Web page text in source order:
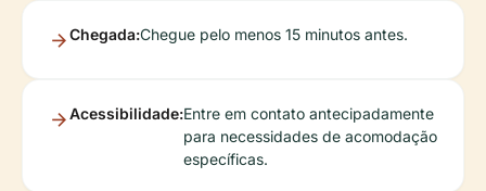
Chegada:Chegue pelo menos 15 minutos antes.
Acessibilidade:Entre em contato antecipadamente
para necessidades de acomodação
específicas.